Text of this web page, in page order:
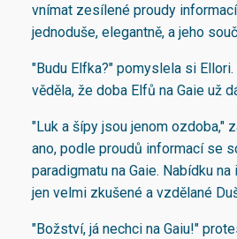
vnímat zesílené proudy
jednoduše, elegantně, a jeho
"Budu Elfka?" pomyslela si
věděla, že doba Elfů na Gaie už
"Luk a šípy jsou jenom ozdoba,"
ano, podle proudů informací se
paradigmatu na Gaie. Nabídku
jen velmi zkušené a vzdělané
"Božství, já nechci na Gaiu!"